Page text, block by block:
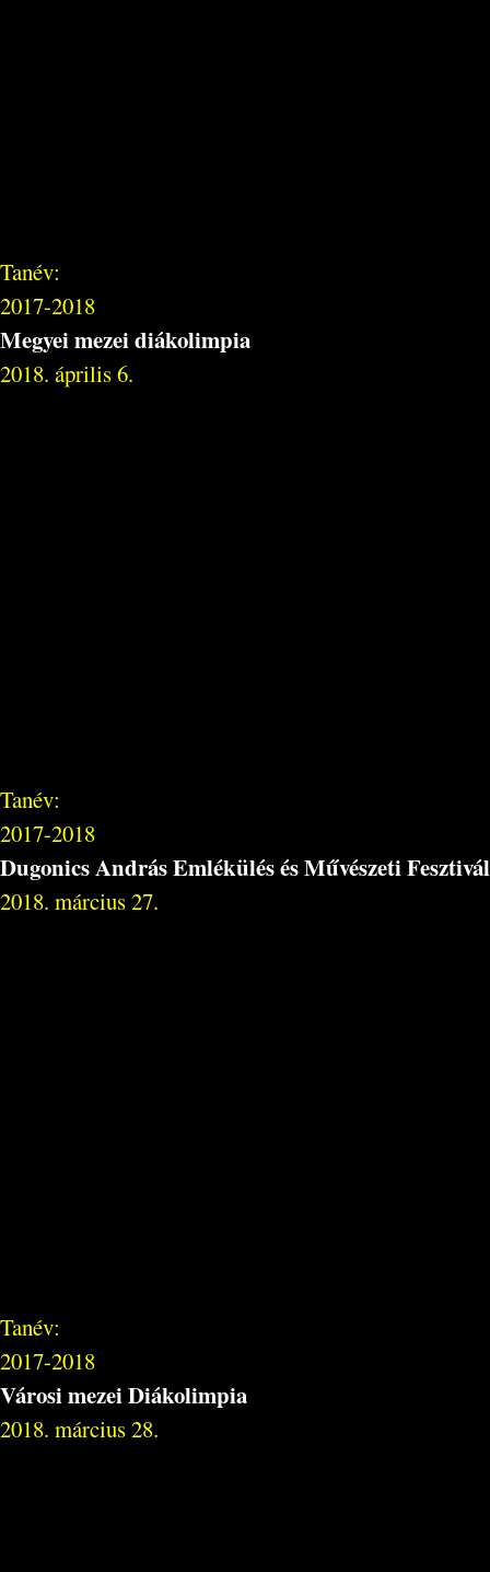
Tanév:
2017-2018
Megyei mezei diákolimpia
2018. április 6.
Tanév:
2017-2018
Dugonics András Emlékülés és Művészeti Fesztivál
2018. március 27.
Tanév:
2017-2018
Városi mezei Diákolimpia
2018. március 28.